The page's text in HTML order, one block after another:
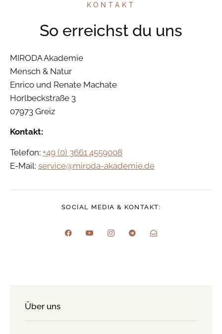
KONTAKT
So erreichst du uns
MIRODA Akademie
Mensch & Natur
Enrico und Renate Machate
Horlbeckstraße 3
07973 Greiz
Kontakt:
Telefon: +49 (0) 3661 4559008
E-Mail: service@miroda-akademie.de
SOCIAL MEDIA & KONTAKT:
Über uns